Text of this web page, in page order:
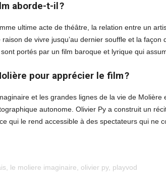
aborde-t-il ?
ultime acte de théâtre, la relation entre un
de vivre jusqu’au dernier souffle et la
portés par un film baroque et lyrique qui
pour apprécier le film ?
et les grandes lignes de la vie de
autonome. Olivier Py a construit un
qui le rend accessible à des spectateurs qui ne
le moliere imaginaire olivier py, playvod